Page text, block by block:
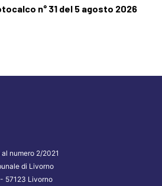
n° 31 del 5 agosto 2026
numero 2/2021
di Livorno
57123 Livorno